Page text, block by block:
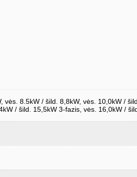
8.5kW / šild. 8,8kW, vės. 10,0kW /
/ šild. 15,5kW 3-fazis, vės. 16,0kW /